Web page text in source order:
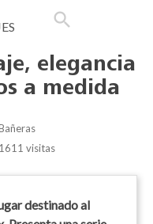
search
elegancia
a medida
1611 visitas
destinado al